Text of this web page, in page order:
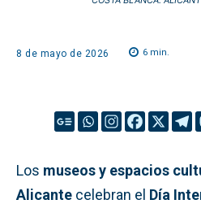
8 de mayo de 2026 6min.
Los museos y espacios
Alicante celebran el Día